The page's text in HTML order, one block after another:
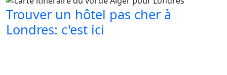
Trouver un hôtel pas cher à
Londres: c'est ici